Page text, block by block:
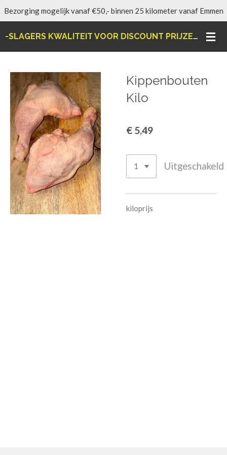
Ga
naar
de
-SLAGERS KWALITEIT VOOR DISCOUNT PRIJZEN-
Bezorging mogelijk vanaf €50,- binnen 25 kilometer vanaf Emmen
Kippenbouten
Kilo
€ 5,49
Uitgeschakeld
kiloprijs